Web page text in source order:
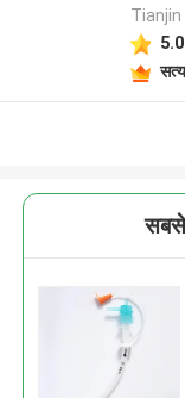
Tianjin
5.0
सबसे